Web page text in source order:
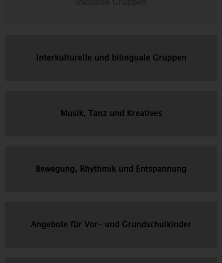
Interkulturelle und bilinguale Gruppen
Musik, Tanz und Kreatives
Bewegung, Rhythmik und Entspannung
Angebote für Vor- und Grundschulkinder